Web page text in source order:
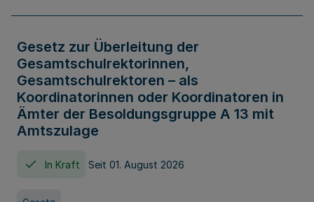
Gesetz zur Überleitung der
Gesamtschulrektorinnen,
Gesamtschulrektoren – als
Koordinatorinnen oder Koordinatoren in
Ämter der Besoldungsgruppe A 13 mit
Amtszulage
In Kraft Seit 01. August 2026